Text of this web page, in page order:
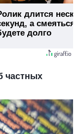
длится
а
долго
частных